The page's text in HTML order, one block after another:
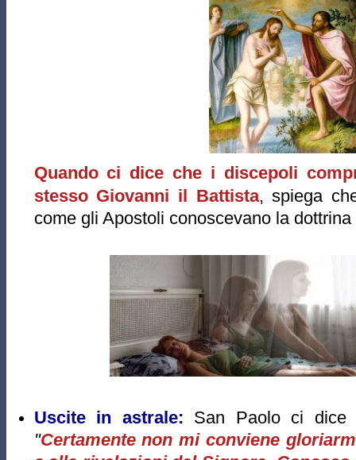
Quando ci dice che i discepoli
stesso Giovanni il Battista, spiega
come gli Apostoli conoscevano la
Uscite in astrale: San Paolo ci
"Certamente non mi conviene